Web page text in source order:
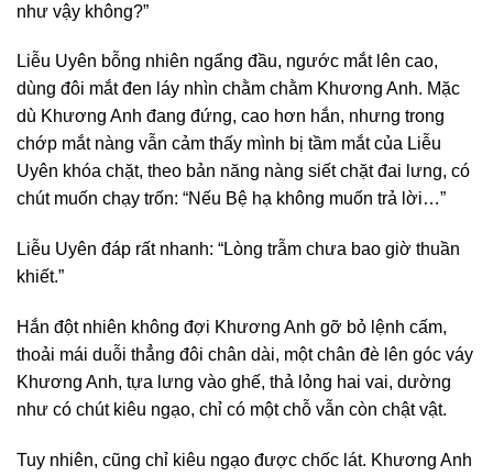
như vậy không?”
Liễu Uyên bỗng nhiên ngẩng đầu, ngước mắt lên cao,
dùng đôi mắt đen láy nhìn chằm chằm Khương Anh. Mặc
dù Khương Anh đang đứng, cao hơn hắn, nhưng trong
chớp mắt nàng vẫn cảm thấy mình bị tầm mắt của Liễu
Uyên khóa chặt, theo bản năng nàng siết chặt đai lưng, có
chút muốn chạy trốn: “Nếu Bệ hạ không muốn trả lời…”
Liễu Uyên đáp rất nhanh: “Lòng trẫm chưa bao giờ thuần
khiết.”
Hắn đột nhiên không đợi Khương Anh gỡ bỏ lệnh cấm,
thoải mái duỗi thẳng đôi chân dài, một chân đè lên góc váy
Khương Anh, tựa lưng vào ghế, thả lỏng hai vai, dường
như có chút kiêu ngạo, chỉ có một chỗ vẫn còn chật vật.
Tuy nhiên, cũng chỉ kiêu ngạo được chốc lát. Khương Anh